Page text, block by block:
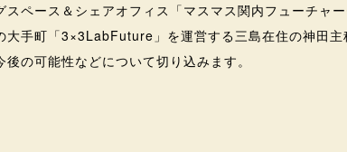
ペース＆シェアオフィス「マスマス関内フューチャ
大手町「3×3LabFuture」を運営する三島在住の神田主
の可能性などについて切り込みます。